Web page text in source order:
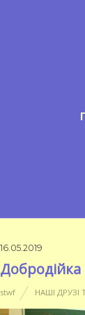
16.05.2019
Добродійка
stwf НАШІ ДРУЗІ